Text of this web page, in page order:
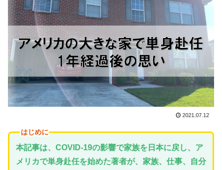
2021.07.12
はじめに
本記事は、COVID-19の影響で家族を日本に戻し、ア
メリカで単身赴任を始めた著者が、家族、仕事、自分